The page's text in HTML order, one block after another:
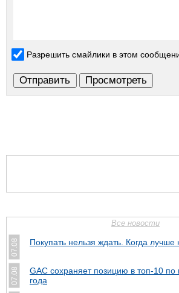
Разрешить смайлики в этом
Все новости
07.08 Покупать нельзя ждать. Когда лучше
07.08
GAC сохраняет позицию в топ-10
года